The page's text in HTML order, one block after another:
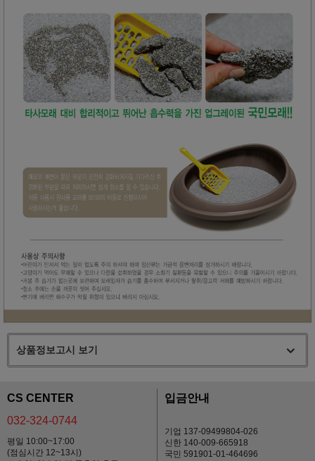
상품정보고시 보기
CS CENTER
032-324-0744
평일 10:00~17:00
(점심시간 12~13시)
입금안내
기업 137-09499804-026
신한 140-009-665918
국민 591901-01-464696